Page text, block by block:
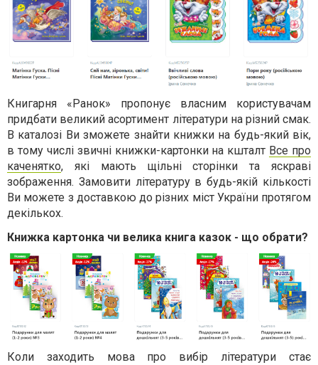
Книгарня «Ранок» пропонує власним користувачам
придбати великий асортимент літератури на різний смак.
В каталозі Ви зможете знайти книжки на будь-який вік,
в тому числі звичні книжки-картонки на кшталт Все про
каченятко, які мають щільні сторінки та яскраві
зображення. Замовити літературу в будь-якій кількості
Ви можете з доставкою до різних міст України протягом
декількох.
Книжка картонка чи велика книга казок - що обрати?
Коли заходить мова про вибір літератури стає